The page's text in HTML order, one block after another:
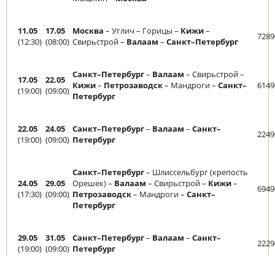
11.05
(12:30)
17.05
(08:00)
Москва – Углич – Горицы – Кижи–
Свирьстрой – Валаам – Санкт–Петербург
17.05
(19:00)
22.05
(09:00)
Санкт–Петербург– Валаам – Свирьстрой –
Кижи– Петрозаводск– Мандроги – Санкт–
Петербург
22.05
(19:00)
24.05
(09:00)
Санкт–Петербург– Валаам – Санкт–
Петербург
24.05
(17:30)
29.05
(09:00)
Санкт–Петербург– Шлиссельбург (крепость
Орешек) – Валаам – Свирьстрой – Кижи–
Петрозаводск– Мандроги – Санкт–
Петербург
29.05
(19:00)
31.05
(09:00)
Санкт–Петербург– Валаам – Санкт–
Петербург